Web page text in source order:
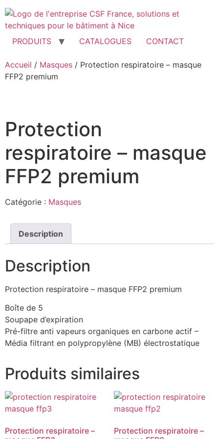
Aller
au
contenu
PRODUITS
CATALOGUES CONTACT
Accueil / Masques / Protection respiratoire – masque
FFP2 premium
Protection
respiratoire – masque
FFP2 premium
Catégorie : Masques
Description
Description
Protection respiratoire – masque FFP2 premium
Boîte de 5
Soupape d’expiration
Pré-filtre anti vapeurs organiques en carbone actif –
Média filtrant en polypropylène (MB) électrostatique
Produits similaires
Protection respiratoire –
Protection respiratoire –